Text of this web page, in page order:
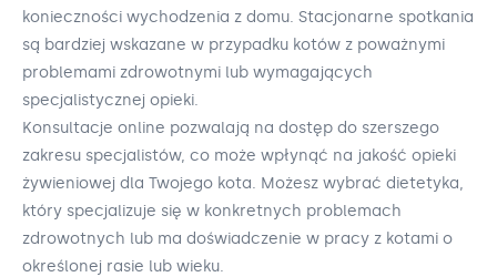
konieczności wychodzenia z domu. Stacjonarne spotkania
są bardziej wskazane w przypadku kotów z poważnymi
problemami zdrowotnymi lub wymagających
specjalistycznej opieki.
Konsultacje online pozwalają na dostęp do szerszego
zakresu specjalistów, co może wpłynąć na jakość opieki
żywieniowej dla Twojego kota. Możesz wybrać dietetyka,
który specjalizuje się w konkretnych problemach
zdrowotnych lub ma doświadczenie w pracy z kotami o
określonej rasie lub wieku.